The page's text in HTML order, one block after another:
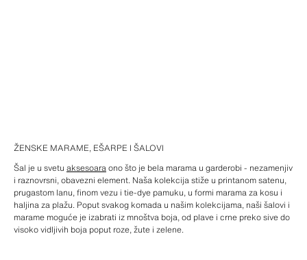
ŽENSKE MARAME, EŠARPE I ŠALOVI
Šal je u svetu aksesoaraono što je bela marama u garderobi - nezamenjiv
i raznovrsni, obavezni element. Naša kolekcija stiže u printanom satenu,
prugastom lanu, finom vezu i tie-dye pamuku, u formi marama za kosu i
haljina za plažu. Poput svakog komada u našim kolekcijama, naši šalovi i
marame moguće je izabrati iz mnoštva boja, od plave i crne preko sive do
visoko vidljivih boja poput roze, žute i zelene.